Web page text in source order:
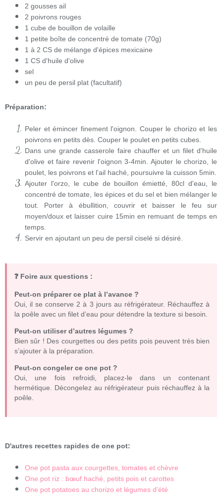
2 gousses ail
2 poivrons rouges
1 cube de bouillon de volaille
1 petite boîte de concentré de tomate (70g)
1 à 2 CS de mélange d'épices mexicaine
1 CS d'huile d'olive
sel
un peu de persil plat (facultatif)
Préparation:
Peler et émincer finement l'oignon. Couper le chorizo et les
poivrons en petits dès. Couper le poulet en petits cubes.
Dans une grande casserole faire chauffer et un filet d'huile
d'olive et faire revenir l'oignon 3-4min. Ajouter le chorizo, le
poulet, les poivrons et l'ail haché, poursuivre la cuisson 5min.
Ajouter l'orzo, le cube de bouillon émietté, 80cl d'eau, le
concentré de tomate, les épices et du sel et bien mélanger le
tout. Porter à ébullition, couvrir et baisser le feu sur
moyen/doux et laisser cuire 15min en remuant de temps en
temps.
Servir en ajoutant un peu de persil ciselé si désiré.
❓ Foire aux questions :
Peut-on préparer ce plat à l’avance ?
Oui, il se conserve 2 à 3 jours au réfrigérateur. Réchauffez à
la poêle avec un filet d’eau pour détendre la texture si besoin.
Peut-on utiliser d’autres légumes ?
Bien sûr ! Des courgettes ou des petits pois peuvent très bien
s’ajouter à la préparation.
Peut-on congeler ce one pot ?
Oui, une fois refroidi, placez-le dans un contenant
hermétique. Décongelez au réfrigérateur puis réchauffez à la
poêle.
D'autres recettes rapides de one pot:
One pot pasta aux courgettes, tomates et chèvre
One pot riz : bœuf haché, petits pois et carottes
One pot potatoes au chorizo et légumes d'été